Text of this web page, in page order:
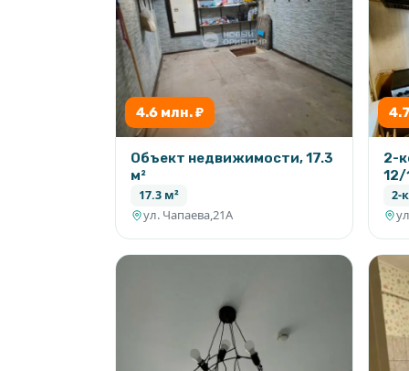
время, отвечу на все ваши вопросы -
4.6 млн. ₽
Объект недвижимости, 17.3
м²
17.3 м²
ул. Чапаева,21А
2-
12/
2-к